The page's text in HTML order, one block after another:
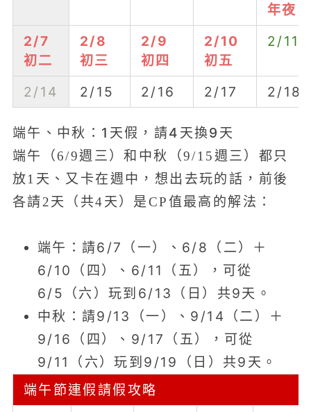
年夜
2/7
初二
2/8
初三
2/9
初四
2/10
初五
2/
2/14 2/15 2/16 2/17 2/18
端午、中秋：1天假，請4天換9天
端午（6/9週三）和中秋（9/15週三）都只
放1天、又卡在週中，想出去玩的話，前後
各請2天（共4天）是CP值最高的解法：
端午：請6/7（一）、6/8（二）＋
6/10（四）、6/11（五），可從
6/5（六）玩到6/13（日）共9天。
中秋：請9/13（一）、9/14（二）＋
9/16（四）、9/17（五），可從
9/11（六）玩到9/19（日）共9天。
端午節連假請假攻略